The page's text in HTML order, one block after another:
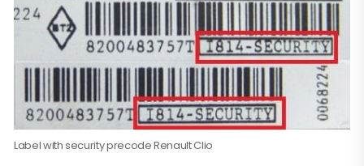
Label with security precode Renault Clio